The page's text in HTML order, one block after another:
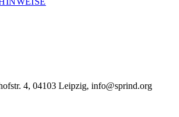
4, 04103 Leipzig, info@sprind.org